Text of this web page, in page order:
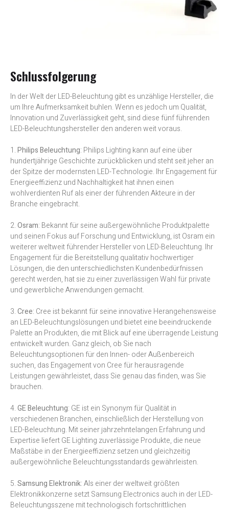
Schlussfolgerung
In der Welt der LED-Beleuchtung gibt es unzählige Hersteller, die
um Ihre Aufmerksamkeit buhlen. Wenn es jedoch um Qualität,
Innovation und Zuverlässigkeit geht, sind diese fünf führenden
LED-Beleuchtungshersteller den anderen weit voraus.
1.Philips Beleuchtung: Philips Lighting kann auf eine über
hundertjährige Geschichte zurückblicken und steht seit jeher an
der Spitze der modernsten LED-Technologie. Ihr Engagement für
Energieeffizienz und Nachhaltigkeit hat ihnen einen
wohlverdienten Ruf als einer der führenden Akteure in der
Branche eingebracht.
2.Osram: Bekannt für seine außergewöhnliche Produktpalette
und seinen Fokus auf Forschung und Entwicklung, ist Osram ein
weiterer weltweit führender Hersteller von LED-Beleuchtung. Ihr
Engagement für die Bereitstellung qualitativ hochwertiger
Lösungen, die den unterschiedlichsten Kundenbedürfnissen
gerecht werden, hat sie zu einer zuverlässigen Wahl für private
und gewerbliche Anwendungen gemacht.
3.Cree: Cree ist bekannt für seine innovative Herangehensweise
an LED-Beleuchtungslösungen und bietet eine beeindruckende
Palette an Produkten, die mit Blick auf eine überragende Leistung
entwickelt wurden. Ganz gleich, ob Sie nach
Beleuchtungsoptionen für den Innen- oder Außenbereich
suchen, das Engagement von Cree für herausragende
Leistungen gewährleistet, dass Sie genau das finden, was Sie
brauchen.
4.GE Beleuchtung: GE ist ein Synonym für Qualität in
verschiedenen Branchen, einschließlich der Herstellung von
LED-Beleuchtung. Mit seiner jahrzehntelangen Erfahrung und
Expertise liefert GE Lighting zuverlässige Produkte, die neue
Maßstäbe in der Energieeffizienz setzen und gleichzeitig
außergewöhnliche Beleuchtungsstandards gewährleisten.
5.Samsung Elektronik: Als einer der weltweit größten
Elektronikkonzerne setzt Samsung Electronics auch in der LED-
Beleuchtungsszene mit technologisch fortschrittlichen